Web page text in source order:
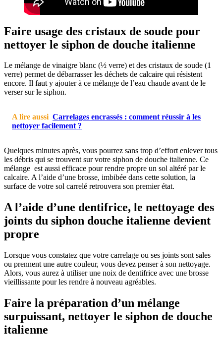
Faire usage des cristaux de soude pour
nettoyer le siphon de douche italienne
Le mélange de vinaigre blanc (½ verre) et des cristaux de soude (1
verre) permet de débarrasser les déchets de calcaire qui résistent
encore. Il faut y ajouter à ce mélange de l’eau chaude avant de le
verser sur le siphon.
A lire aussi Carrelages encrassés : comment réussir à les
nettoyer facilement ?
Quelques minutes après, vous pourrez sans trop d’effort enlever tous
les débris qui se trouvent sur votre siphon de douche italienne. Ce
mélange est aussi efficace pour rendre propre un sol altéré par le
calcaire. A l’aide d’une brosse, imbibée dans cette solution, la
surface de votre sol carrelé retrouvera son premier état.
A l’aide d’une dentifrice, le nettoyage des
joints du siphon douche italienne devient
propre
Lorsque vous constatez que votre carrelage ou ses joints sont sales
ou prennent une autre couleur, vous devez penser à son nettoyage.
Alors, vous aurez à utiliser une noix de dentifrice avec une brosse
vieillissante pour les rendre à nouveau agréables.
Faire la préparation d’un mélange
surpuissant, nettoyer le siphon de douche
italienne